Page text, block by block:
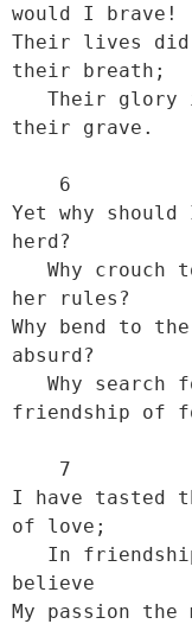
would I brave!
Their lives did
their breath;
their grave.
Yet why
herd?
her rules?
Why bend to
absurd?
friendship of
I have tasted
of love;
believe
My passion the